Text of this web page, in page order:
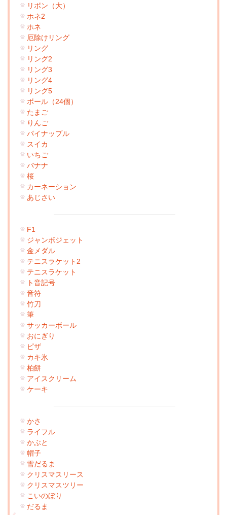
リボン（大）
ホネ2
ホネ
厄除けリング
リング
リング2
リング3
リング4
リング5
ボール（24個）
たまご
りんご
パイナップル
スイカ
いちご
バナナ
桜
カーネーション
あじさい
F1
ジャンボジェット
金メダル
テニスラケット2
テニスラケット
ト音記号
音符
竹刀
筆
サッカーボール
おにぎり
ピザ
カキ氷
柏餅
アイスクリーム
ケーキ
かさ
ライフル
かぶと
帽子
雪だるま
クリスマスリース
クリスマスツリー
こいのぼり
だるま